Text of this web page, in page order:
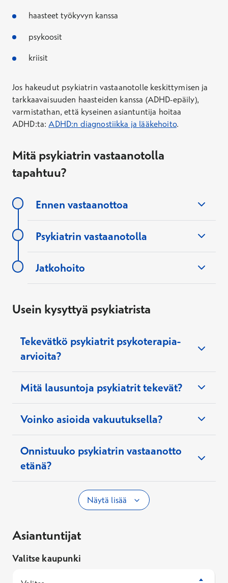
haasteet työkyvyn kanssa
psykoosit
kriisit
Jos hakeudut psykiatrin vastaanotolle keskittymisen ja
tarkkaavaisuuden haasteiden kanssa (ADHD-epäily),
varmistathan, että kyseinen asiantuntija hoitaa
ADHD:ta: ADHD:n diagnostiikka ja lääkehoito.
Mitä psykiatrin vastaanotolla
tapahtuu?
Ennen vastaanottoa
Psykiatrin vastaanotolla
psykologinen
neuropsykologinen
tutkimus
Jatkohoito
Usein kysyttyä psykiatrista
Tekevätkö psykiatrit psykoterapia-
arvioita?
potilaalla diagnosoitu häiriö ja häiriön kesto
häiriön ja toimintakyvyn vajauksen suhde
potilaan elämäntilanteeseen ja
Mitä lausuntoja psykiatrit tekevät?
Voinko asioida vakuutuksella?
Onnistuuko psykiatrin vastaanotto
etänä?
käyttöohjeet
Näytä lisää
Asiantuntijat
Valitse kaupunki